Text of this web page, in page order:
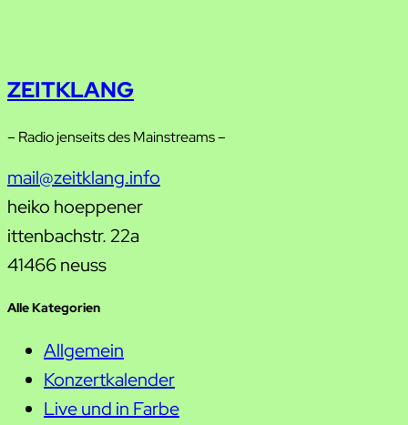
ZEITKLANG
– Radio jenseits des Mainstreams –
mail@zeitklang.info
heiko hoeppener
ittenbachstr. 22a
41466 neuss
Alle Kategorien
Allgemein
Konzertkalender
Live und in Farbe